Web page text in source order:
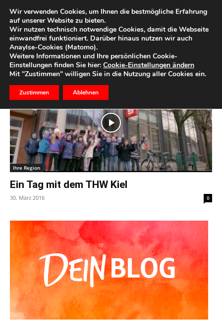
Start Schlagworte THW Schultour
Schlagwort: THW Schultour
Ihre Region
Ein Tag mit dem THW Kiel
30. März 2016 0
Wir verwenden Cookies, um Ihnen die bestmögliche Erfahrung
auf unserer Website zu bieten.
Wir nutzen technisch notwendige Cookies, damit die Webseite
einwandfrei funktioniert. Darüber hinaus nutzen wir auch
Anaylse-Cookies (Matomo).
Weitere Informationen und Ihre persönlichen Cookie-
Einstellungen finden Sie hier: Cookie-Einstellungen ändern
Mit "Zustimmen" willigen Sie in die Nutzung aller Cookies ein.
Zustimmen Ablehnen